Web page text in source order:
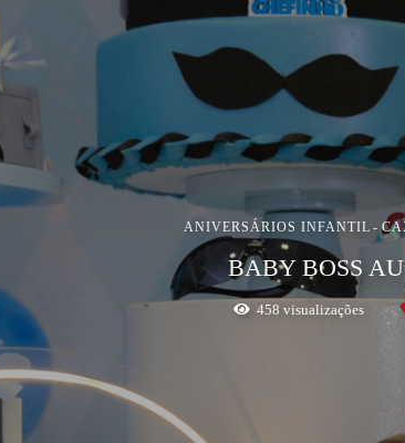
ANIVERSÁRIOS INFANTIL
BABY BOSS
458 visualizações